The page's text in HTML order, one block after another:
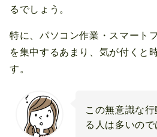
るでしょう。
特に、パソコン作業・スマート
を集中するあまり、気が付くと
す。
この無意識な
る人は多いので